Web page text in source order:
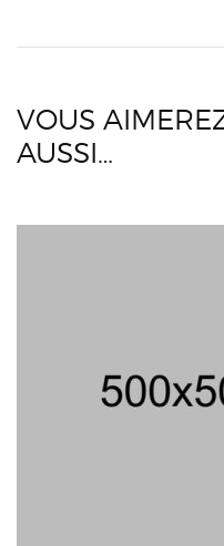
VOUS
AUSSI…